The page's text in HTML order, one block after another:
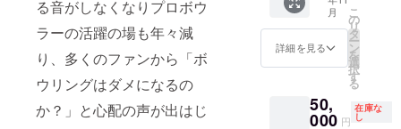
る音がしなくなりプロボウ
ラーの活躍の場も年々減
り、多くのファンから「ボ
ウリングはダメになるの
か？」と心配の声が出はじ
とご記
入くだ
参加く
ださっ
のお名
前をク
プ大会
記念パ
観戦チ
ケット
はメー
ルでの
レット
セット
た皆様
のお名
前をク
リスタ
ンフ
レット
ル（25
㎝×37.5
㎝） ※
写真パ
ネルは
の制作
となり
月
詳細を見る
こ
の
リ
タ
ー
ン
を
選
択
す
る
50,
000 円
在庫な
し